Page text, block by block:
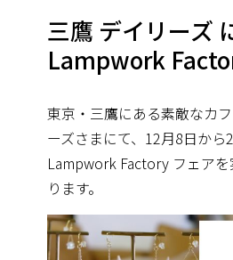
三鷹 デイリーズ
Lampwork
東京・三鷹にある素敵なカ
ーズさまにて、 12月8日から
Lampwork Factory フェア
ります。